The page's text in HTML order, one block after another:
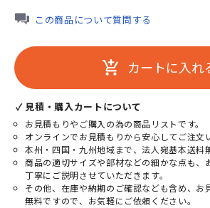
この商品について質問する
add_shopping_cart カートに入れ
✓ 見積・購入カートについて
お見積もりやご購入の為の商品リストです。
オンラインでお見積もりから安心してご注文
本州・四国・九州地域まで、法人宛基本送料
商品の適切サイズや部材などの細かな点も、
丁寧にご説明させていただきます。
その他、在庫や納期のご確認なども含め、お
無料ですので、お気軽にご依頼ください。